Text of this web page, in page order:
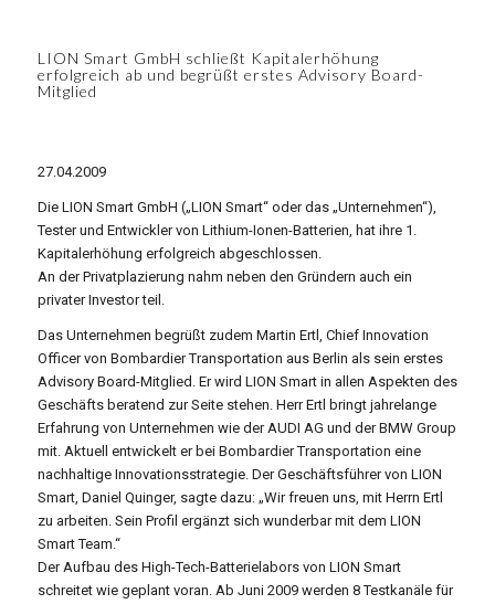
LION Smart GmbH schließt Kapitalerhöhung
erfolgreich ab und begrüßt erstes Advisory Board-
Mitglied
27.04.2009
Die LION Smart GmbH („LION Smart“ oder das „Unternehmen“),
Tester und Entwickler von Lithium-Ionen-Batterien, hat ihre 1.
Kapitalerhöhung erfolgreich abgeschlossen.
An der Privatplazierung nahm neben den Gründern auch ein
privater Investor teil.
Das Unternehmen begrüßt zudem Martin Ertl, Chief Innovation
Officer von Bombardier Transportation aus Berlin als sein erstes
Advisory Board-Mitglied. Er wird LION Smart in allen Aspekten des
Geschäfts beratend zur Seite stehen. Herr Ertl bringt jahrelange
Erfahrung von Unternehmen wie der AUDI AG und der BMW Group
mit. Aktuell entwickelt er bei Bombardier Transportation eine
nachhaltige Innovationsstrategie. Der Geschäftsführer von LION
Smart, Daniel Quinger, sagte dazu: „Wir freuen uns, mit Herrn Ertl
zu arbeiten. Sein Profil ergänzt sich wunderbar mit dem LION
Smart Team.“
Der Aufbau des High-Tech-Batterielabors von LION Smart
schreitet wie geplant voran. Ab Juni 2009 werden 8 Testkanäle für